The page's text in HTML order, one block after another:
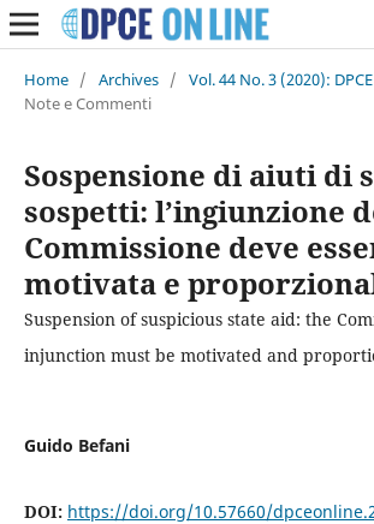
Home / Archives / Vol. 44 No. 3 (2020):
Note e Commenti
Sospensione di aiuti di
sospetti: l’ingiunzione
Commissione deve
motivata e
Suspension of suspicious state aid: the
injunction must be motivated and
Guido Befani
DOI: https://doi.org/10.57660/